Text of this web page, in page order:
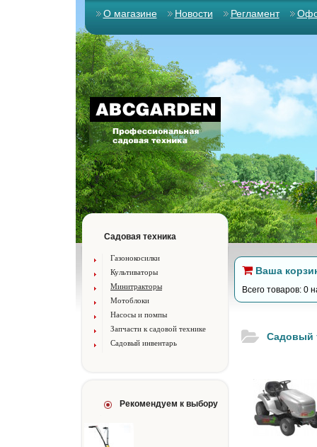
О магазине Новости Регламент
Садовая техника
Газонокосилки
Культиваторы
Минитракторы
Мотоблоки
Насосы и помпы
Запчасти к садовой технике
Садовый инвентарь
Рекомендуем к выбору
Ваша
Всего товаров: 0
Caдoвый